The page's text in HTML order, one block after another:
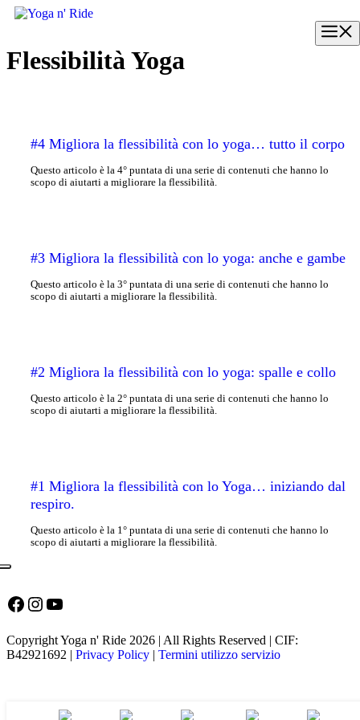
Vai
Flessibilità Yoga
#4 Migliora la flessibilità con lo yoga… tutto il corpo
Questo articolo è la 4° puntata di una serie di contenuti che hanno lo
scopo di aiutarti a migliorare la flessibilità.
#3 Migliora la flessibilità con lo yoga: anche e gambe
Questo articolo è la 3° puntata di una serie di contenuti che hanno lo
scopo di aiutarti a migliorare la flessibilità.
#2 Migliora la flessibilità con lo yoga: spalle e collo
Questo articolo è la 2° puntata di una serie di contenuti che hanno lo
scopo di aiutarti a migliorare la flessibilità.
#1 Migliora la flessibilità con lo Yoga… iniziando dal
respiro.
Questo articolo è la 1° puntata di una serie di contenuti che hanno lo
scopo di aiutarti a migliorare la flessibilità.
Facebook
Instagram
YouTube
Copyright Yoga n' Ride 2026 | All Rights Reserved | CIF:
B42921692 | Privacy Policy | Termini utilizzo servizio